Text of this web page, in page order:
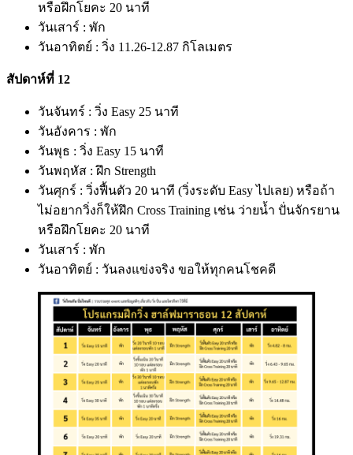
หรือฝึกโยคะ 20 นาที
วันเสาร์ : พัก
วันอาทิตย์ : วิ่ง 11.26-12.87 กิโลเมตร
สัปดาห์ที่ 12
วันจันทร์ : วิ่ง Easy 25 นาที
วันอังคาร : พัก
วันพุธ : วิ่ง Easy 15 นาที
วันพฤหัส : ฝึก Strength
วันศุกร์ : วิ่งฟื้นตัว 20 นาที (วิ่งระดับ Easy ไปเลย) หรือถ้า
ไม่อยากวิ่งก็ให้ฝึก Cross Training เช่น ว่ายน้ำ ปั่นจักรยาน
หรือฝึกโยคะ 20 นาที
วันเสาร์ : พัก
วันอาทิตย์ : วันลงแข่งจริง ขอให้ทุกคนโชคดี